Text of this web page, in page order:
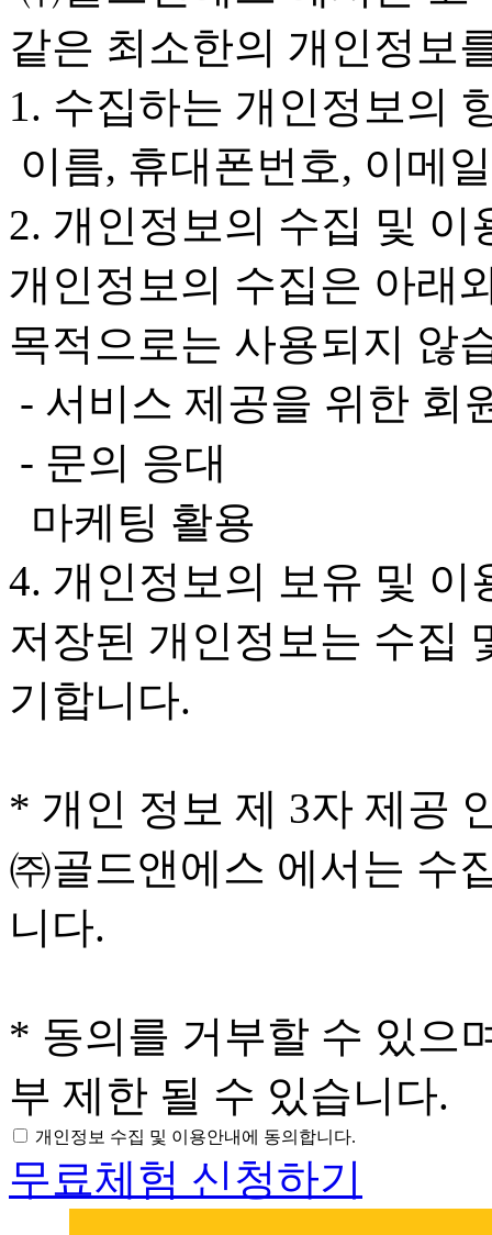
같은 최소한의 개인정보
1. 수집하는 개인정보의
이름, 휴대폰번호, 이메
2. 개인정보의 수집 및 이
개인정보의 수집은 아래
목적으로는 사용되지 않
- 서비스 제공을 위한 회
- 문의 응대
마케팅 활용
4. 개인정보의 보유 및 이
저장된 개인정보는 수집
기합니다.
* 개인 정보 제 3자 제공
㈜골드앤에스 에서는 수
니다.
* 동의를 거부할 수 있으
부 제한 될 수 있습니다.
개인정보 수집 및 이용안내에 동의합니다.
무료체험 신청하기